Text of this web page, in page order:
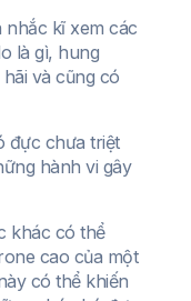
nhắc kĩ xem các
là gì, hung
và cũng có
đực chưa triệt
hành vi gây
khác có thể
cao của một
có thể khiến